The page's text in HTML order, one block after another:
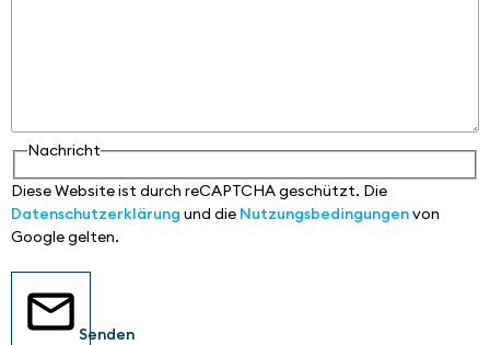
Nachricht
Diese Website ist durch reCAPTCHA geschützt. Die
Datenschutzerklärung und die Nutzungsbedingungenvon
Google gelten.
Senden